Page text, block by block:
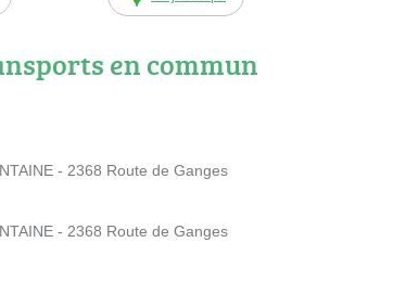
en commun
- 2368 Route de Ganges
- 2368 Route de Ganges